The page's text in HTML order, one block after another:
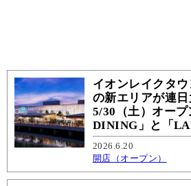
イオンレイクタ
の新エリアが連日
5/30（土）オー
DINING」と「
2026.6.20
開店（オープン）